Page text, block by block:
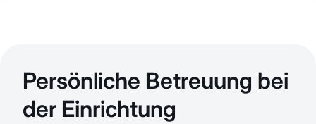
Persönliche Betreuung bei
der Einrichtung